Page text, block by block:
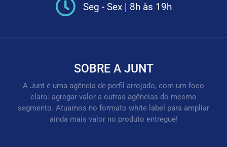
Seg - Sex | 8h às 19h
SOBRE A JUNT
A Junt é uma agência de perfil arrojado, com um foco
claro: agregar valor a outras agências do mesmo
segmento. Atuamos no formato white label para ampliar
ainda mais valor no produto entregue!